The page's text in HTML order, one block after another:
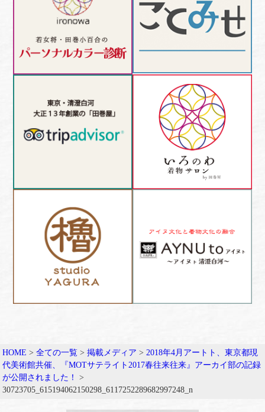
HOME >全ての一覧 >掲載メディア >2018年4月アートト、東京都現
代美術館共催、『MOTサテライト2017春往来往来』アーカイ部の記録
が公開されました！
>
30723705_615194062150298_6117252289682997248_n